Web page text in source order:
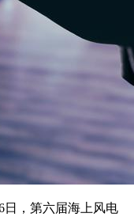
日，第六届海上风电